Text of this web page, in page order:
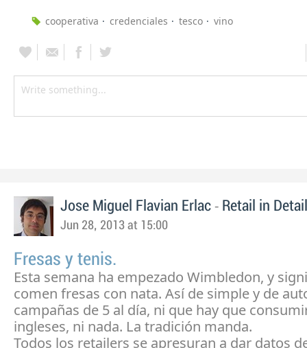
cooperativa credenciales tesco vino
Jose Miguel Flavian Erlac - Retail in Detail
Jun 28, 2013 at 15:00
Fresas y tenis.
Esta semana ha empezado Wimbledon, y
comen fresas con nata. Así de simple y de
campañas de 5 al día, ni que hay que
ingleses, ni nada. La tradición manda.
Todos los retailers se apresuran a dar datos